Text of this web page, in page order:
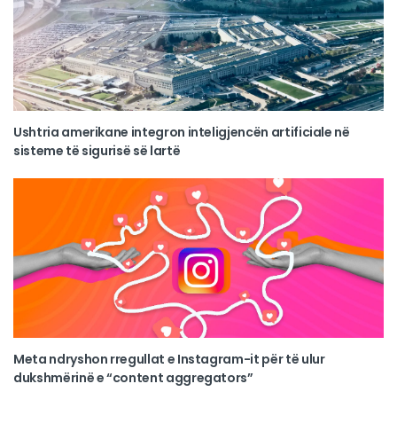
Ushtria amerikane integron inteligjencën artificiale në
sisteme të sigurisë së lartë
Meta ndryshon rregullat e Instagram-it për të ulur
dukshmërinë e “content aggregators”